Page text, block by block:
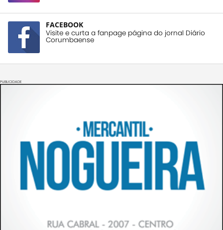
FACEBOOK
Visite e curta a fanpage página do jornal Diário
Corumbaense
PUBLICIDADE